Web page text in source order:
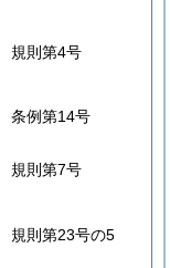
規則第4号
条例第14号
規則第7号
規則第23号の5